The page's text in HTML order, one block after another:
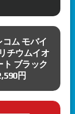
INN』に新機能
」と新キャラク
で75%OFFセー